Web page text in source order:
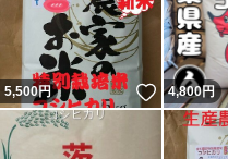
5,500円 いいね！
4,800円